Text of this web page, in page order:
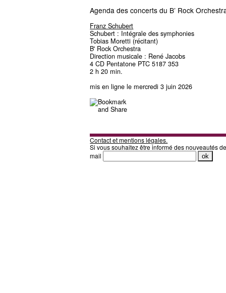
Agenda des concerts du B’ Rock
Franz Schubert
Schubert : Intégrale des symphonies
Tobias Moretti (récitant)
B' Rock Orchestra
Direction musicale : René Jacobs
4 CD Pentatone PTC 5187 353
2 h 20 min.
mis en ligne le mercredi 3 juin 2026
Contact et mentions légales.
Si vous souhaitez être informé des nouveautés
mail